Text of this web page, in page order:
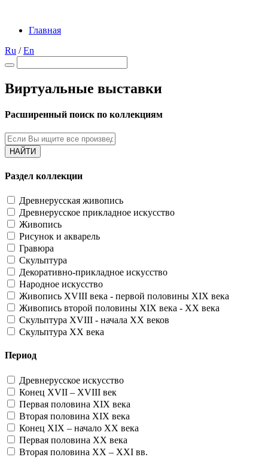
Главная
Ru /En
Виртуальные выставки
Расширенный поиск по коллекциям
НАЙТИ
Раздел коллекции
Древнерусская живопись
Древнерусское прикладное искусство
Живопись
Рисунок и акварель
Гравюра
Скульптура
Декоративно-прикладное искусство
Народное искусство
Живопись XVIII века - первой половины XIX века
Живопись второй половины XIX века - XX века
Скульптура XVIII - начала XX веков
Скульптура XX века
Период
Древнерусское искусство
Конец XVII – XVIII век
Первая половина XIX века
Вторая половина XIX века
Конец XIX – начало XX века
Первая половина XX века
Вторая половина XX – XXI вв.